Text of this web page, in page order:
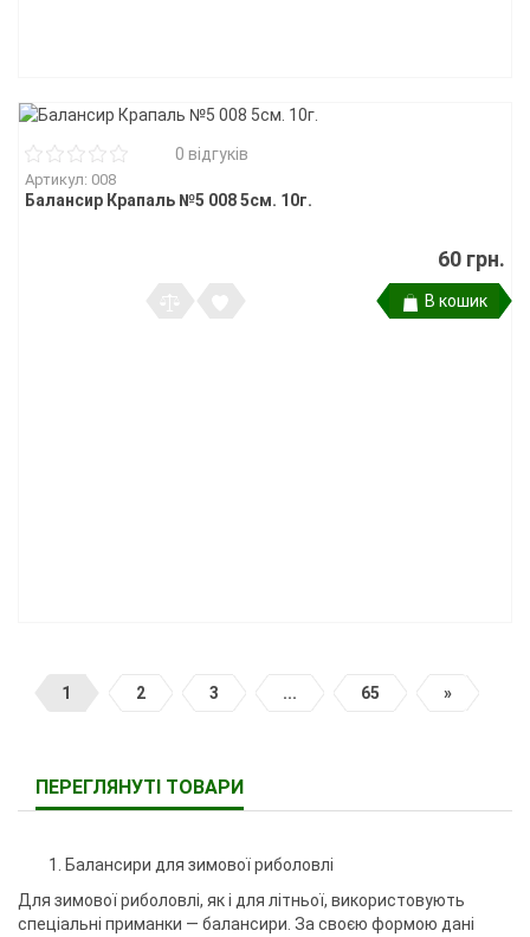
0 відгуків
Артикул: 008
Балансир Крапаль №5 008 5см. 10г.
60 грн.
В кошик
1 2 3 ... 65 »
ПЕРЕГЛЯНУТІ ТОВАРИ
Балансири для зимової риболовлі
Для зимової риболовлі, як і для літньої, використовують
спеціальні приманки — балансири. За своєю формою дані